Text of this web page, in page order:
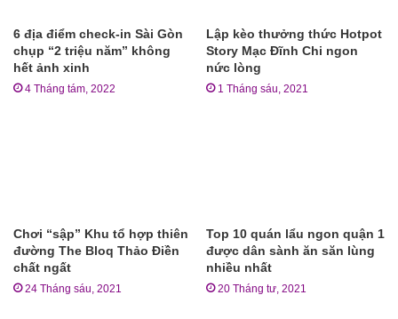
6 địa điểm check-in Sài Gòn
chụp “2 triệu năm” không
hết ảnh xinh
4 Tháng tám, 2022
Lập kèo thưởng thức Hotpot
Story Mạc Đĩnh Chi ngon
nức lòng
1 Tháng sáu, 2021
Chơi “sập” Khu tổ hợp thiên
đường The Bloq Thảo Điền
chất ngất
24 Tháng sáu, 2021
Top 10 quán lẩu ngon quận 1
được dân sành ăn săn lùng
nhiều nhất
20 Tháng tư, 2021